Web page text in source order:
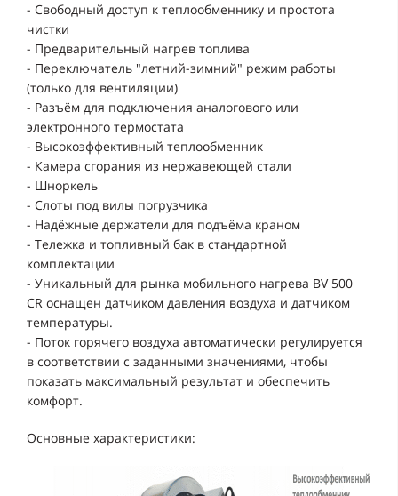
- Свободный доступ к теплообменнику и простота
чистки
- Предварительный нагрев топлива
- Переключатель "летний-зимний" режим работы
(только для вентиляции)
- Разъём для подключения аналогового или
электронного термостата
- Высокоэффективный теплообменник
- Камера сгорания из нержавеющей стали
- Шноркель
- Слоты под вилы погрузчика
- Hадёжные держатели для подъёма краном
- Тележка и топливный бак в стандартной
комплектации
- Уникальный для рынка мобильного нагрева BV 500
CR оснащен датчиком давления воздуха и датчиком
температуры.
- Поток горячего воздуха автоматически регулируется
в соответствии с заданными значениями, чтобы
показать максимальный результат и обеспечить
комфорт.
Основные характеристики: